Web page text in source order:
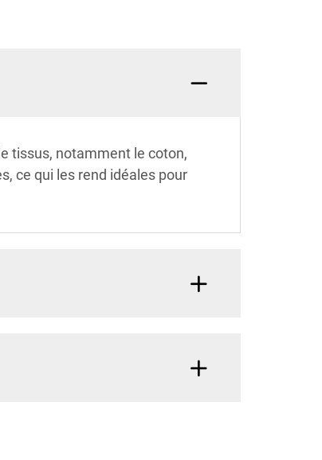
tissus, notamment le coton,
ce qui les rend idéales pour